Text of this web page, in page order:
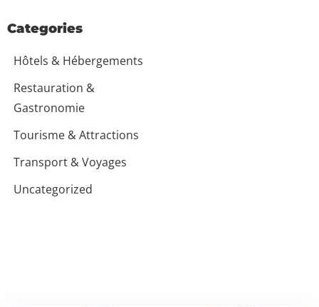
Categories
Hôtels & Hébergements
Restauration &
Gastronomie
Tourisme & Attractions
Transport & Voyages
Uncategorized